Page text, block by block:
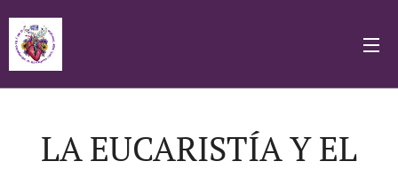
LA EUCARISTÍA Y EL